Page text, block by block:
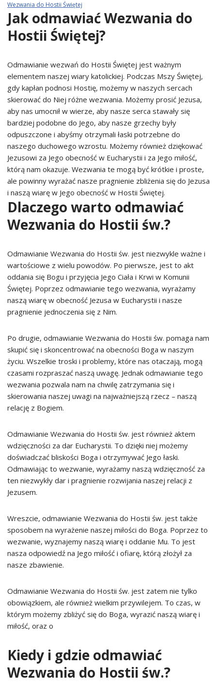
Wezwania do Hostii Świętej
Jak odmawiać Wezwania do
Hostii Świętej?
Odmawianie wezwań do Hostii Świętej jest ważnym
elementem naszej wiary katolickiej. Podczas Mszy Świętej,
gdy kapłan podnosi Hostię, możemy w naszych sercach
skierować do Niej różne wezwania. Możemy prosić Jezusa,
aby nas umocnił w wierze, aby nasze serca stawały się
bardziej podobne do Jego, aby nasze grzechy były
odpuszczone i abyśmy otrzymali łaski potrzebne do
naszego duchowego wzrostu. Możemy również dziękować
Jezusowi za Jego obecność w Eucharystii i za Jego miłość,
którą nam okazuje. Wezwania te mogą być krótkie i proste,
ale powinny wyrażać nasze pragnienie zbliżenia się do Jezusa
i naszą wiarę w Jego obecność w Hostii Świętej.
Dlaczego warto odmawiać
Wezwania do Hostii św.?
Odmawianie Wezwania do Hostii św. jest niezwykle ważne i
wartościowe z wielu powodów. Po pierwsze, jest to akt
oddania się Bogu i przyjęcia Jego Ciała i Krwi w Komunii
Świętej. Poprzez odmawianie tego wezwania, wyrażamy
naszą wiarę w obecność Jezusa w Eucharystii i nasze
pragnienie jednoczenia się z Nim.
Po drugie, odmawianie Wezwania do Hostii św. pomaga nam
skupić się i skoncentrować na obecności Boga w naszym
życiu. Wszelkie troski i problemy, które nas otaczają, mogą
czasami rozpraszać naszą uwagę. Jednak odmawianie tego
wezwania pozwala nam na chwilę zatrzymania się i
skierowania naszej uwagi na najważniejszą rzecz – naszą
relację z Bogiem.
Odmawianie Wezwania do Hostii św. jest również aktem
wdzięczności za dar Eucharystii. To dzięki niej możemy
doświadczać bliskości Boga i otrzymywać Jego łaski.
Odmawiając to wezwanie, wyrażamy naszą wdzięczność za
ten niezwykły dar i pragnienie rozwijania naszej relacji z
Jezusem.
Wreszcie, odmawianie Wezwania do Hostii św. jest także
sposobem na wyrażenie naszej miłości do Boga. Poprzez to
wezwanie, wyznajemy naszą wiarę i oddanie Mu. To jest
nasza odpowiedź na Jego miłość i ofiarę, którą złożył za
nasze zbawienie.
Odmawianie Wezwania do Hostii św. jest zatem nie tylko
obowiązkiem, ale również wielkim przywilejem. To czas, w
którym możemy zbliżyć się do Boga, wyrazić naszą wiarę i
miłość, oraz o
Kiedy i gdzie odmawiać
Wezwania do Hostii św.?